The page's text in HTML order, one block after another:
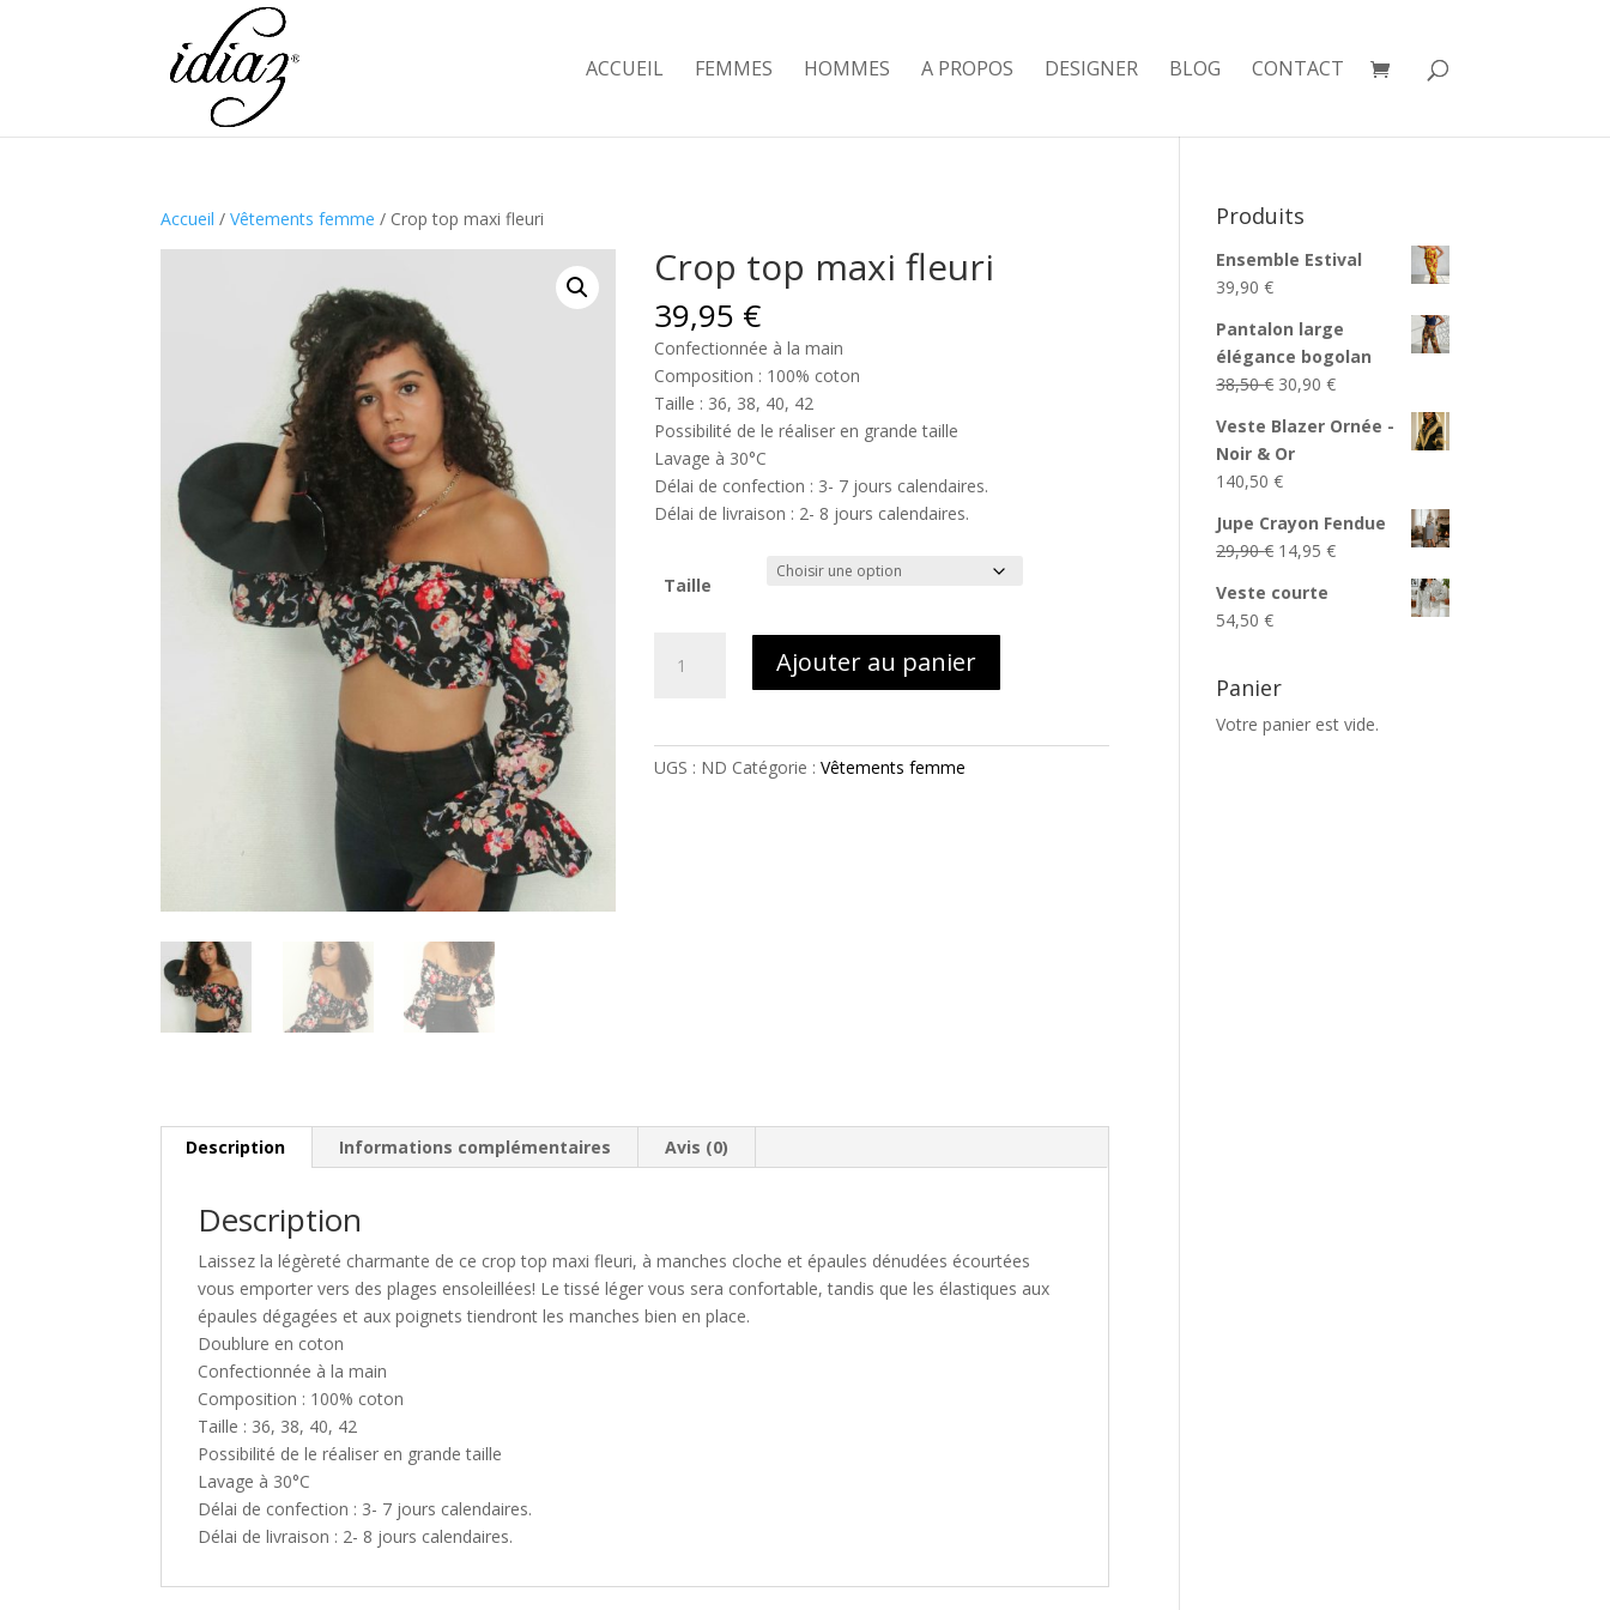
ACCUEIL FEMMES HOMMES A PROPOS DESIGNER BLOG CONTACT
Accueil /Vêtements femme / Crop top maxi fleuri
Crop top maxi fleuri
39,95 €
Confectionnée à la main
Composition : 100% coton
Taille : 36, 38, 40, 42
Possibilité de le réaliser en grande taille
Lavage à 30°C
Délai de confection : 3- 7 jours calendaires.
Délai de livraison : 2- 8 jours calendaires.
Taille
Ajouter au panier
UGS : ND Catégorie :Vêtements femme
Description Informations complémentaires Avis (0)
Description
Laissez la légèreté charmante de ce crop top maxi fleuri, à manches cloche et épaules dénudées écourtées
vous emporter vers des plages ensoleillées! Le tissé léger vous sera confortable, tandis que les élastiques aux
épaules dégagées et aux poignets tiendront les manches bien en place.
Doublure en coton
Confectionnée à la main
Composition : 100% coton
Taille : 36, 38, 40, 42
Possibilité de le réaliser en grande taille
Lavage à 30°C
Délai de confection : 3- 7 jours calendaires.
Délai de livraison : 2- 8 jours calendaires.
Produits
Ensemble Estival
39,90€
Pantalon large
élégance bogolan
38,50€ Le
initial
était :
38,50 €.
30,90€Le
actuel
Veste Blazer Ornée -
Noir & Or
140,50€
Jupe Crayon Fendue
29,90€ Le
initial
14,95€Le
Veste courte
54,50€
Panier
Votre panier est vide.